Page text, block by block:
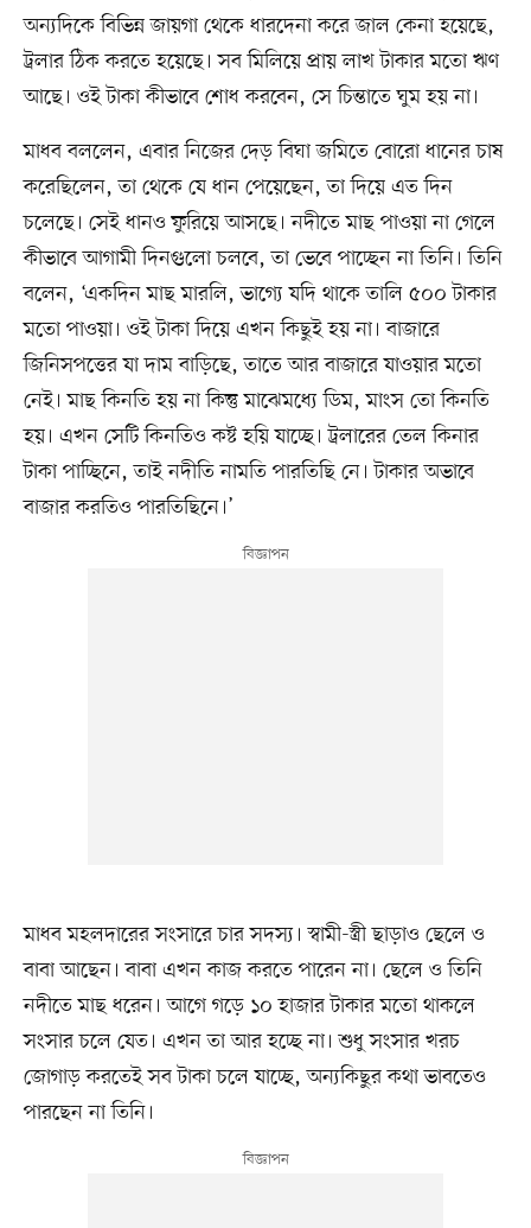
অন্যদিকে বিভিন্ন জায়গা থেকে ধারদেনা করে জাল কেনা হয়েছে,
ট্রলার ঠিক করতে হয়েছে। সব মিলিয়ে প্রায় লাখ টাকার মতো ঋণ
আছে। ওই টাকা কীভাবে শোধ করবেন, সে চিন্তাতে ঘুম হয় না।
মাধব বললেন, এবার নিজের দেড় বিঘা জমিতে বোরো ধানের চাষ
করেছিলেন, তা থেকে যে ধান পেয়েছেন, তা দিয়ে এত দিন
চলেছে। সেই ধানও ফুরিয়ে আসছে। নদীতে মাছ পাওয়া না গেলে
কীভাবে আগামী দিনগুলো চলবে, তা ভেবে পাচ্ছেন না তিনি। তিনি
বলেন, ‘একদিন মাছ মারলি, ভাগ্যে যদি থাকে তালি ৫০০ টাকার
মতো পাওয়া। ওই টাকা দিয়ে এখন কিছুই হয় না। বাজারে
জিনিসপত্তের যা দাম বাড়িছে, তাতে আর বাজারে যাওয়ার মতো
নেই। মাছ কিনতি হয় না কিন্তু মাঝেমধ্যে ডিম, মাংস তো কিনতি
হয়। এখন সেটি কিনতিও কষ্ট হয়ি যাচ্ছে। ট্রলারের তেল কিনার
টাকা পাচ্ছিনে, তাই নদীতি নামতি পারতিছি নে। টাকার অভাবে
বাজার করতিও পারতিছিনে।’
মাধব মহলদারের সংসারে চার সদস্য। স্বামী-স্ত্রী ছাড়াও ছেলে ও
বাবা আছেন। বাবা এখন কাজ করতে পারেন না। ছেলে ও তিনি
নদীতে মাছ ধরেন। আগে গড়ে ১০ হাজার টাকার মতো থাকলে
সংসার চলে যেত। এখন তা আর হচ্ছে না। শুধু সংসার খরচ
জোগাড় করতেই সব টাকা চলে যাচ্ছে, অন্যকিছুর কথা ভাবতেও
পারছেন না তিনি।